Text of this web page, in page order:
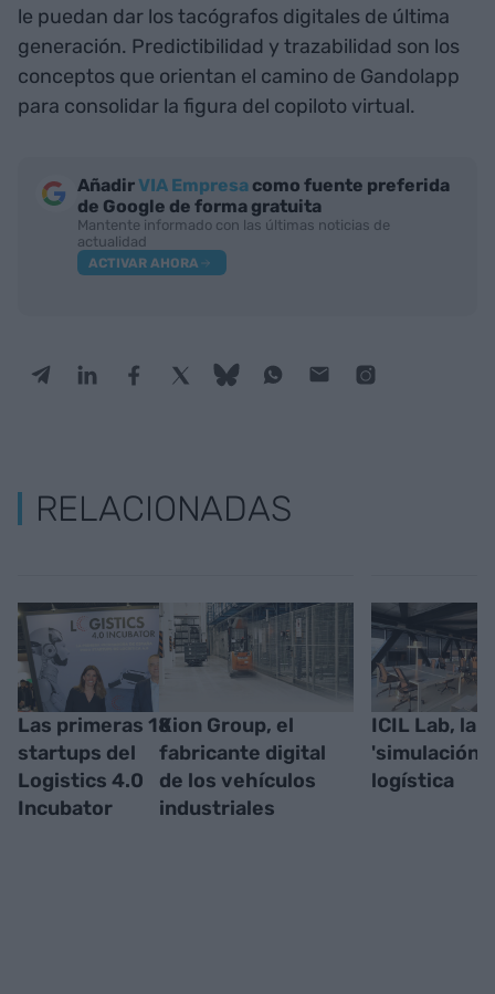
le puedan dar los tacógrafos digitales de última
generación. Predictibilidad y trazabilidad son los
conceptos que orientan el camino de Gandolapp
para consolidar la figura del copiloto virtual.
AñadirVIA Empresa como fuente preferida
de Google de forma gratuita
Mantente informado con las últimas noticias de
actualidad
ACTIVAR AHORA
RELACIONADAS
Las primeras 18
startups del
Logistics 4.0
Incubator
Kion Group, el
fabricante digital
de los vehículos
industriales
ICIL Lab, la
'simulación'
logística